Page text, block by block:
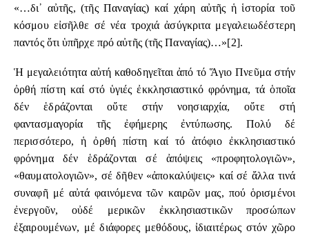
«…δι᾽ αὐτῆς, (τῆς Παναγίας) καί χάρη αὐτῆς ἡ ἱστορία τοῦ
κόσμου εἰσῆλθε σέ νέα τροχιά ἀσύγκριτα μεγαλειωδέστερη
παντός ὅτι ὑπῆρχε πρό αὐτῆς (τῆς Παναγίας)…»[2].
Ἡ μεγαλειότητα αὐτή καθοδηγεῖται ἀπό τό Ἅγιο Πνεῦμα στήν
ὀρθή πίστη καί στό ὑγιές ἐκκλησιαστικό φρόνημα, τά ὁποῖα
δέν ἑδράζονται οὔτε στήν νοησιαρχία, οὔτε στή
φαντασμαγορία τῆς ἐφήμερης ἐντύπωσης. Πολύ δέ
περισσότερο, ἡ ὀρθή πίστη καί τό ἀτόφιο ἐκκλησιαστικό
φρόνημα δέν ἑδράζονται σέ ἀπόψεις «προφητολογιῶν»,
«θαυματολογιῶν», σέ δῆθεν «ἀποκαλύψεις» καί σέ ἄλλα τινά
συναφῆ μέ αὐτά φαινόμενα τῶν καιρῶν μας, πού ὁρισμένοι
ἐνεργοῦν, οὐδέ μερικῶν ἐκκλησιαστικῶν προσώπων
ἐξαιρουμένων, μέ διάφορες μεθόδους, ἰδιαιτέρως στόν χῶρο